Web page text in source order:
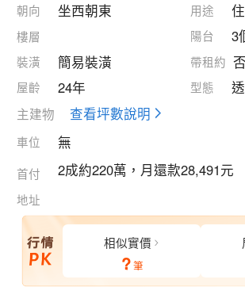
朝向 坐西朝東 用途
樓層 陽台 3
裝潢 簡易裝潢 帶租約 否
屋齡 24年 型態
主建物 查看坪數說明
車位 無
首付 2成約220萬，月還款28,491元
地址
相似實價
?筆